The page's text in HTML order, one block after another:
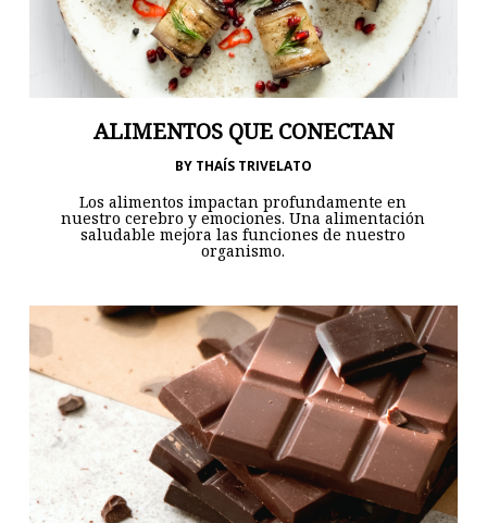
ALIMENTOS QUE CONECTAN
BY THAÍS TRIVELATO
Los alimentos impactan profundamente en
nuestro cerebro y emociones. Una alimentación
saludable mejora las funciones de nuestro
organismo.